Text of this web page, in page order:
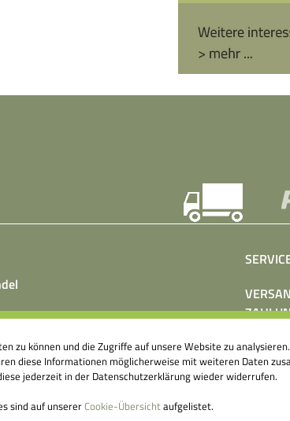
in klimatisierten
hergestellt wird. Fermentierte
Beitrag dazu leisten, unser
PRESSE
zu können und die Zugriffe auf unsere Website zu
diese Informationen möglicherweise mit weiteren Daten
jederzeit in der Datenschutzerklärung wieder widerrufen.
sind auf unsererCookie-Übersichtaufgelistet.